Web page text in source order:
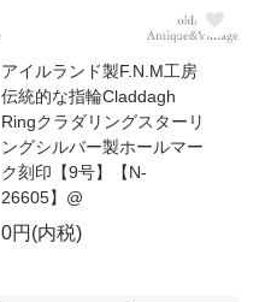
アイルランド製F.N.M工房
伝統的な指輪Claddagh
Ringクラダリングスターリ
ングシルバー製ホールマー
ク刻印【9号】【N-
26605】@
0円(内税)